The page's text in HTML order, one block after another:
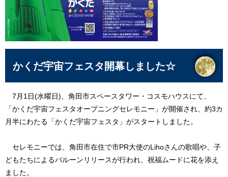
かくだ宇宙フェスタ開幕しました☆
7月1日(水曜日)、角田市スペースタワー・コスモハウスにて、
「かくだ宇宙フェスタオープニングセレモニー」が開催され、約3カ
月半にわたる「かくだ宇宙フェスタ」がスタートしました。
セレモニーでは、角田市在住で市PR大使のLihoさんの歌唱や、子
どもたちによるバルーンリリースが行われ、祝福ムードに花を添え
ました。